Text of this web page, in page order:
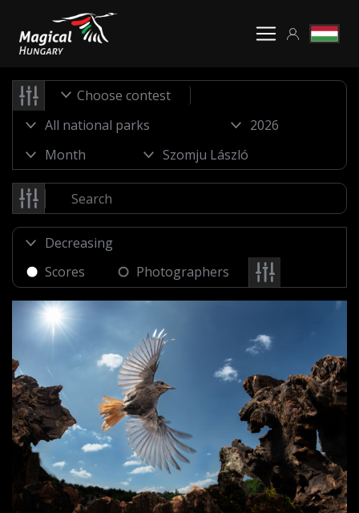
Choose contest
Scores Photographers